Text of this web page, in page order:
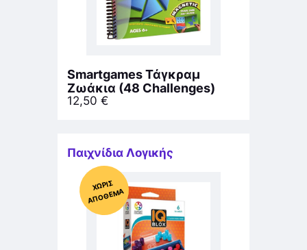
Smartgames Τάγκραμ
Ζωάκια (48 Challenges)
12,50 €
Παιχνίδια Λογικής
Χ
ΩΡΊΣ
Α
Π
Ό
ΘΕ
ΜΑ